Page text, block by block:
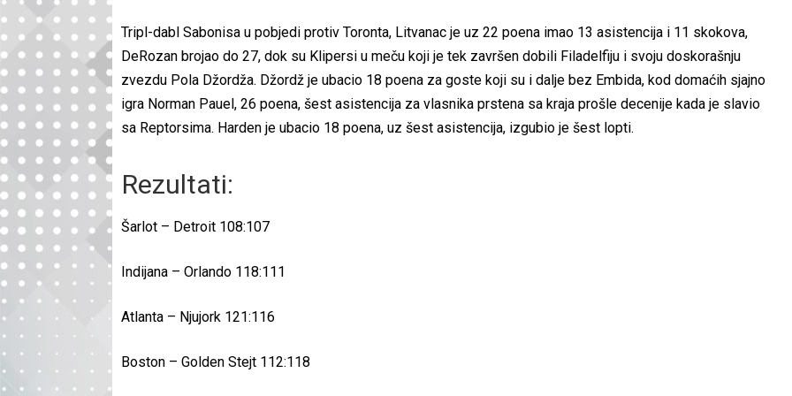
Tripl-dabl Sabonisa u pobjedi protiv Toronta, Litvanac je uz 22 poena imao 13 asistencija i 11 skokova,
DeRozan brojao do 27, dok su Klipersi u meču koji je tek završen dobili Filadelfiju i svoju doskorašnju
zvezdu Pola Džordža. Džordž je ubacio 18 poena za goste koji su i dalje bez Embida, kod domaćih sjajno
igra Norman Pauel, 26 poena, šest asistencija za vlasnika prstena sa kraja prošle decenije kada je slavio
sa Reptorsima. Harden je ubacio 18 poena, uz šest asistencija, izgubio je šest lopti.
Rezultati:
Šarlot – Detroit 108:107
Indijana – Orlando 118:111
Atlanta – Njujork 121:116
Boston – Golden Stejt 112:118